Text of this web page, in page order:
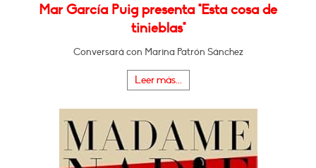
Mar García Puig presenta "Esta cosa de
tinieblas"
Conversará con Marina Patrón Sánchez
Leer más...